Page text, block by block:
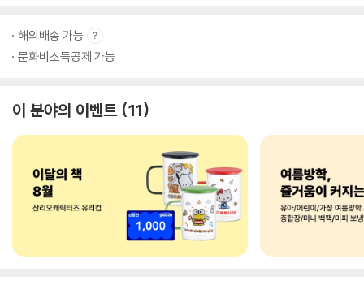
해외배송 가능
문화비소득공제 가능
이 분야의 이벤트 11